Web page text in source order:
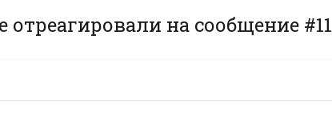
на сообщение #11